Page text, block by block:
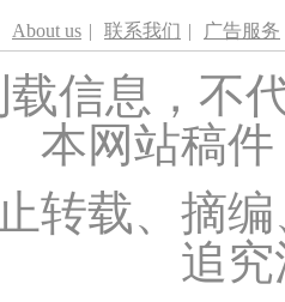
About us | 联系我们 | 广告服务
信息，不
本网站稿
转载、摘
追